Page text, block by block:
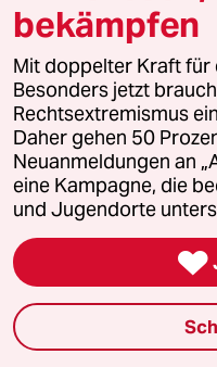
taz Blogs
taz FUTURZWEI
Le Monde diplomatique
taz Archiv
bekämpfen
Mit doppelter Kraft für
Besonders jetzt
Rechtsextremismus
Daher gehen 50
Neuanmeldungen an
eine Kampagne, die
und Jugendorte
